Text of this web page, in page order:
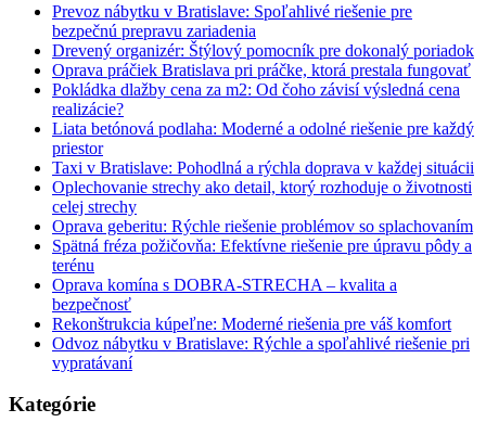
Prevoz nábytku v Bratislave: Spoľahlivé riešenie pre
bezpečnú prepravu zariadenia
Drevený organizér: Štýlový pomocník pre dokonalý poriadok
Oprava práčiek Bratislava pri práčke, ktorá prestala fungovať
Pokládka dlažby cena za m2: Od čoho závisí výsledná cena
realizácie?
Liata betónová podlaha: Moderné a odolné riešenie pre každý
priestor
Taxi v Bratislave: Pohodlná a rýchla doprava v každej situácii
Oplechovanie strechy ako detail, ktorý rozhoduje o životnosti
celej strechy
Oprava geberitu: Rýchle riešenie problémov so splachovaním
Spätná fréza požičovňa: Efektívne riešenie pre úpravu pôdy a
terénu
Oprava komína s DOBRA-STRECHA – kvalita a
bezpečnosť
Rekonštrukcia kúpeľne: Moderné riešenia pre váš komfort
Odvoz nábytku v Bratislave: Rýchle a spoľahlivé riešenie pri
vypratávaní
Kategórie